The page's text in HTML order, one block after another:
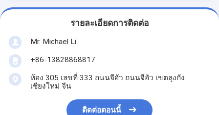
รายละเอียดการติดต่อ
Mr. Michael Li
+86-13828868817
ห้อง 305 เลขที่ 333 ถนนจีฮัว ถนนจีฮัว เขตลุงกัง
เชียงใหม่ จีน
ติดต่อตอนนี้